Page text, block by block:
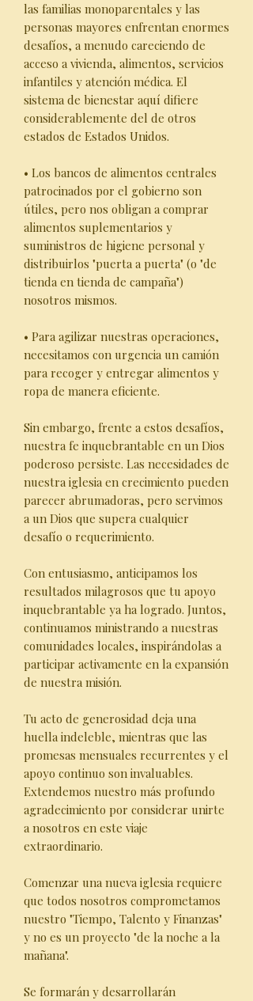
las familias monoparentales y las
personas mayores enfrentan enormes
desafíos, a menudo careciendo de
acceso a vivienda, alimentos, servicios
infantiles y atención médica. El
sistema de bienestar aquí difiere
considerablemente del de otros
estados de Estados Unidos.
• Los bancos de alimentos centrales
patrocinados por el gobierno son
útiles, pero nos obligan a comprar
alimentos suplementarios y
suministros de higiene personal y
distribuirlos "puerta a puerta" (o "de
tienda en tienda de campaña")
nosotros mismos.
• Para agilizar nuestras operaciones,
necesitamos con urgencia un camión
para recoger y entregar alimentos y
ropa de manera eficiente.
Sin embargo, frente a estos desafíos,
nuestra fe inquebrantable en un Dios
poderoso persiste. Las necesidades de
nuestra iglesia en crecimiento pueden
parecer abrumadoras, pero servimos
a un Dios que supera cualquier
desafío o requerimiento.
Con entusiasmo, anticipamos los
resultados milagrosos que tu apoyo
inquebrantable ya ha logrado. Juntos,
continuamos ministrando a nuestras
comunidades locales, inspirándolas a
participar activamente en la expansión
de nuestra misión.
Tu acto de generosidad deja una
huella indeleble, mientras que las
promesas mensuales recurrentes y el
apoyo continuo son invaluables.
Extendemos nuestro más profundo
agradecimiento por considerar unirte
a nosotros en este viaje
extraordinario.
Comenzar una nueva iglesia requiere
que todos nosotros comprometamos
nuestro "Tiempo, Talento y Finanzas"
y no es un proyecto "de la noche a la
mañana".
Se formarán y desarrollarán